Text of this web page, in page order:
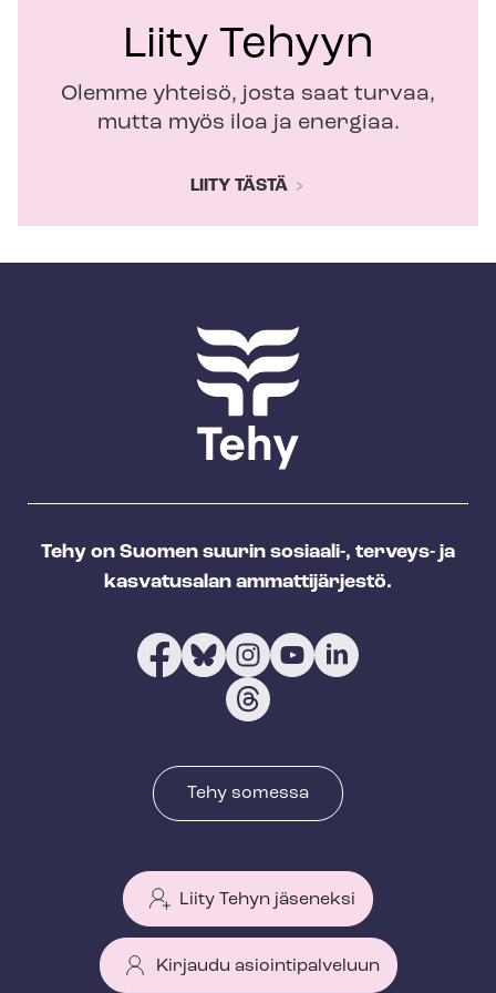
Liity Tehyyn
Olemme yhteisö, josta saat turvaa,
mutta myös iloa ja energiaa.
LIITY TÄSTÄ
Tehy on Suomen suurin sosiaali-, terveys- ja
kasvatusalan ammattijärjestö.
Tehy somessa
Liity Tehyn jäseneksi
Kirjaudu asiointipalveluun